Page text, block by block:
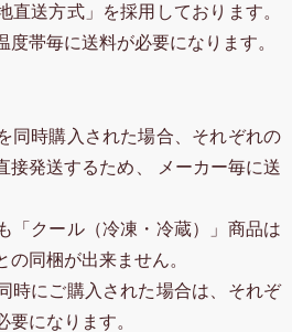
直送方式」を採用しております。
度帯毎に送料が必要になります。
同時購入された場合、それぞれの
接発送するため、 メーカー毎に送
「クール（冷凍・冷蔵）」商品は
同梱が出来ません。
時にご購入された場合は、それぞ
になります。